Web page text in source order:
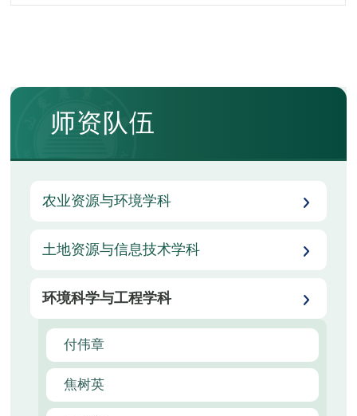
师资队伍
农业资源与环境学科
土地资源与信息技术学科
环境科学与工程学科
付伟章
焦树英